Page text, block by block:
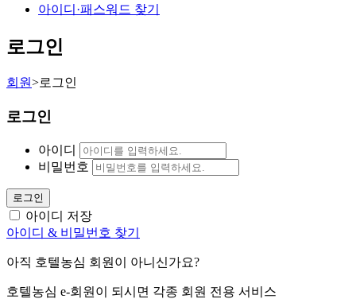
아이디·패스워드 찾기
로그인
회원>로그인
로그인
아이디
비밀번호
로그인
아이디 저장
아이디 & 비밀번호 찾기
아직 호텔농심 회원이 아니신가요?
호텔농심 e-회원이 되시면 각종 회원 전용 서비스